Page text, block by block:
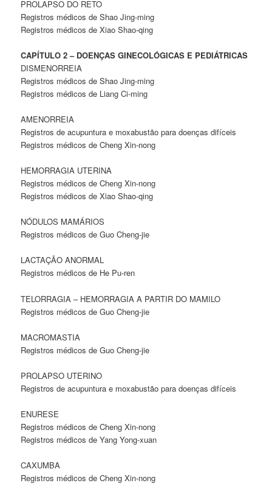
PROLAPSO DO RETO
Registros médicos de Shao Jing-ming
Registros médicos de Xiao Shao-qing
CAPÍTULO 2 – DOENÇAS GINECOLÓGICAS E PEDIÁTRICAS
DISMENORREIA
Registros médicos de Shao Jing-ming
Registros médicos de Liang Ci-ming
AMENORREIA
Registros de acupuntura e moxabustão para doenças difíceis
Registros médicos de Cheng Xin-nong
HEMORRAGIA UTERINA
Registros médicos de Cheng Xin-nong
Registros médicos de Xiao Shao-qing
NÓDULOS MAMÁRIOS
Registros médicos de Guo Cheng-jie
LACTAÇÃO ANORMAL
Registros médicos de He Pu-ren
TELORRAGIA – HEMORRAGIA A PARTIR DO MAMILO
Registros médicos de Guo Cheng-jie
MACROMASTIA
Registros médicos de Guo Cheng-jie
PROLAPSO UTERINO
Registros de acupuntura e moxabustão para doenças difíceis
ENURESE
Registros médicos de Cheng Xin-nong
Registros médicos de Yang Yong-xuan
CAXUMBA
Registros médicos de Cheng Xin-nong